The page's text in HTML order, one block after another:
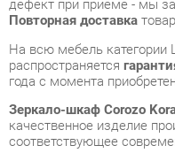
Зеркало-шкаф Corozo
качественное изделие
соответствующее
стандарту.
Надеемся, вы останетесь
будем рады, если вы
использования, который
будущим покупателям.